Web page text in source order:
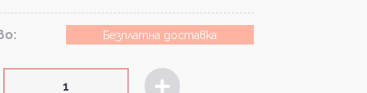
Безплатна доставка